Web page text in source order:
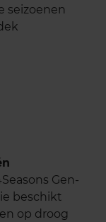
seizoenen
Gen-
beschikt
op droog